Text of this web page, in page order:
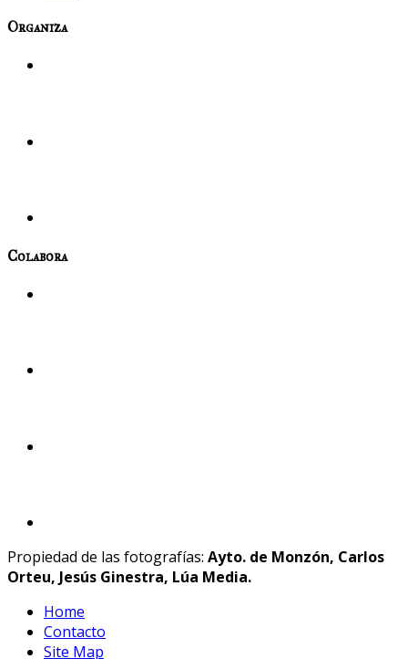
Organiza
Colabora
Propiedad de las fotografías: Ayto. de Monzón, Carlos
Orteu, Jesús Ginestra, Lúa Media.
Home
Contacto
Site Map